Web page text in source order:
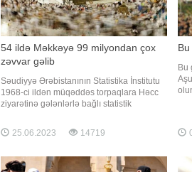
54 ildə Məkkəyə 99 milyondan çox
zəvvar gəlib
Səudiyyə Ərəbistanının Statistika İnstitutu
1968-ci ildən müqəddəs torpaqlara Həcc
ziyarətinə gələnlərlə bağlı statistik
BİG.AZ Trend-ə istinadən bildirir ki, bu
barədə ölkənin rəsmi xəbər agentliyi SPA
ərzində 99 milyondan ço
25.06.2023 14719
Bu